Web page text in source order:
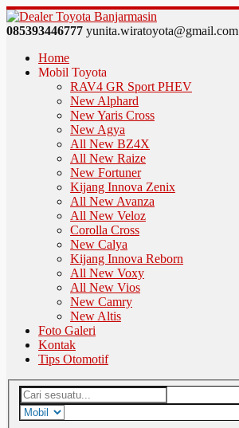
085393446777 yunita.wiratoyota@gmail.com
Home
Mobil Toyota
RAV4 GR Sport PHEV
New Alphard
New Yaris Cross
New Agya
All New BZ4X
All New Raize
New Fortuner
Kijang Innova Zenix
All New Avanza
All New Veloz
Corolla Cross
New Calya
Kijang Innova Reborn
All New Voxy
All New Vios
New Camry
New Altis
Foto Galeri
Kontak
Tips Otomotif